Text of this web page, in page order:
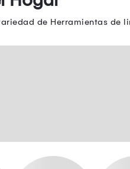
de Herramientas de